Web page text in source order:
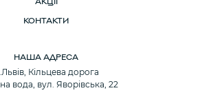
КОНТАКТИ
НАША АДРЕСА
Кільцева дорога
вода, вул. Яворівська, 22